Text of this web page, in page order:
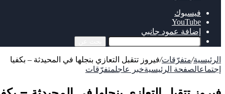
فيسبوك
‫YouTube
إضافة عمود جانبي
الرئيسية/متفرّقات/فيروز تتقبل التعازي بنجلها في المحيدثة – بكفيا
إجتماعالصفحة الرئيسيةخبر عاجلمتفرّقات